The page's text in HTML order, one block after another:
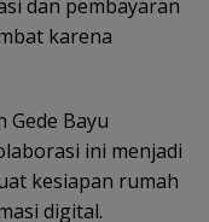
dan pembayaran
karena
Gede Bayu
ini menjadi
kesiapan rumah
digital.